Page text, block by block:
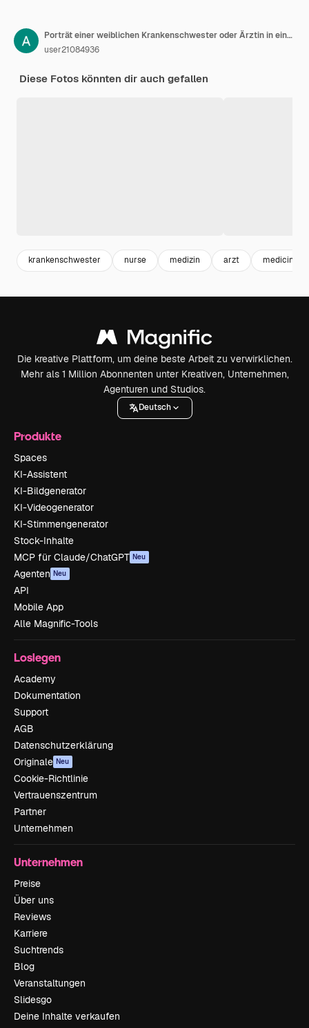
Porträt einer weiblichen Krankenschwester oder Ärztin in einer Maske auf grauem Hintergrund Leerer Platz cppy Platz für Textbanner
user21084936
Diese Fotos könnten dir auch gefallen
krankenschwester nurse medizin arzt medicine
Die kreative Plattform, um deine beste Arbeit zu verwirklichen.
Mehr als 1 Million Abonnenten unter Kreativen, Unternehmen,
Agenturen und Studios.
Deutsch
Produkte
Spaces
KI-Assistent
KI-Bildgenerator
KI-Videogenerator
KI-Stimmengenerator
Stock-Inhalte
MCP für Claude/ChatGPT Neu
Agenten Neu
API
Mobile App
Alle Magnific-Tools
Loslegen
Academy
Dokumentation
Support
AGB
Datenschutzerklärung
Originale Neu
Cookie-Richtlinie
Vertrauenszentrum
Partner
Unternehmen
Unternehmen
Preise
Über uns
Reviews
Karriere
Suchtrends
Blog
Veranstaltungen
Slidesgo
Deine Inhalte verkaufen